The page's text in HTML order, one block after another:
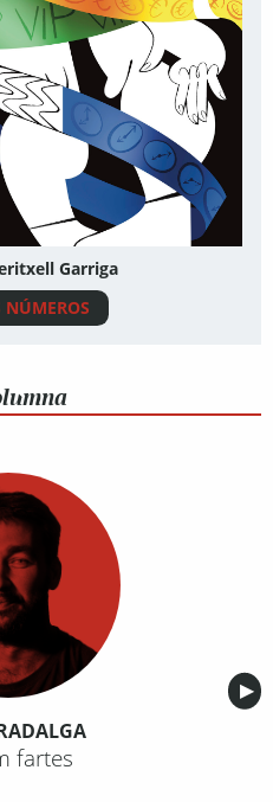
Garriga
NÚMEROS
▶︎
fartes